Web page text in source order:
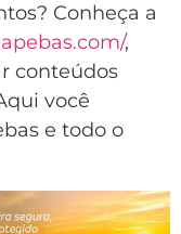
Conheça a
,
conteúdos
você
e todo o